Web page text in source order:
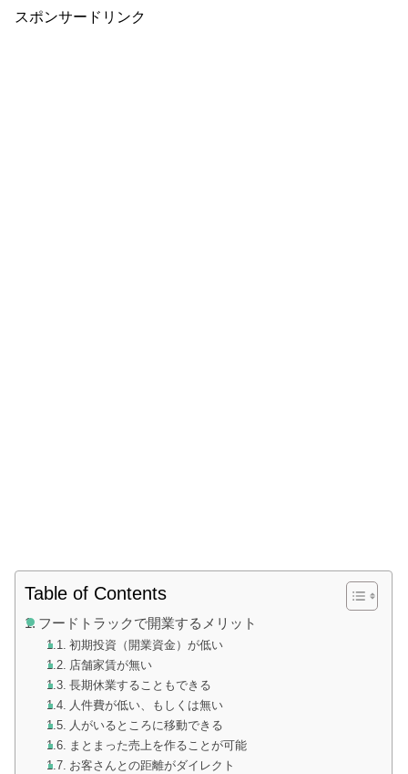
スポンサードリンク
Table of Contents
フードトラックで開業するメリット
初期投資（開業資金）が低い
店舗家賃が無い
長期休業することもできる
人件費が低い、もしくは無い
人がいるところに移動できる
まとまった売上を作ることが可能
お客さんとの距離がダイレクト